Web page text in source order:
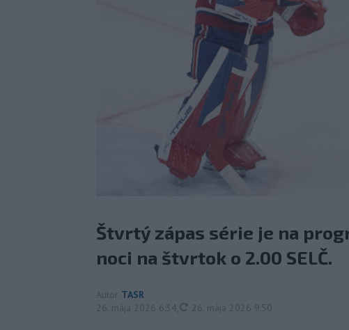
Štvrtý zápas série je na
noci na štvrtok o 2.00 SELČ.
Autor TASR
26. mája 2026 6:34
aktualizované
26. mája 2026 9:50